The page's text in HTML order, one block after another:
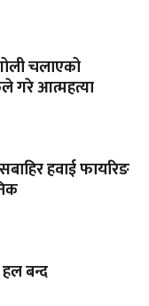
चलाएको
गरे आत्महत्या
हवाई फायरिङ
बन्द